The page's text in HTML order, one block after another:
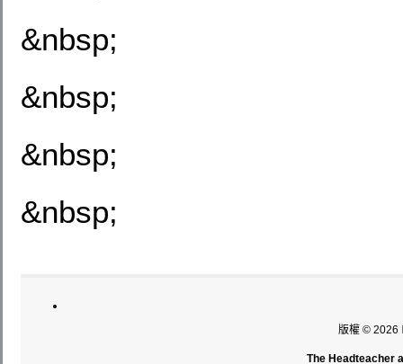
&nbsp;
&nbsp;
&nbsp;
&nbsp;
版權 © 2026
The Headteacher